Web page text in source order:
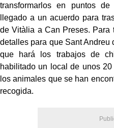
transformarlos en puntos
llegado a un acuerdo para
de Vitàlia a Can Preses. Para
detalles para que Sant
que hará los trabajos de
habilitado un local de unos
los animales que se han
recogida.